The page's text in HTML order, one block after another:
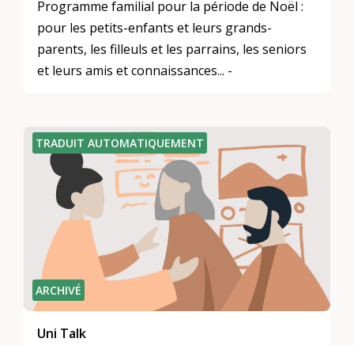
Programme familial pour la période de Noël :
pour les petits-enfants et leurs grands-
parents, les filleuls et les parrains, les seniors
et leurs amis et connaissances... -
ARCHIVÉ
TRADUIT AUTOMATIQUEMENT
Uni Talk